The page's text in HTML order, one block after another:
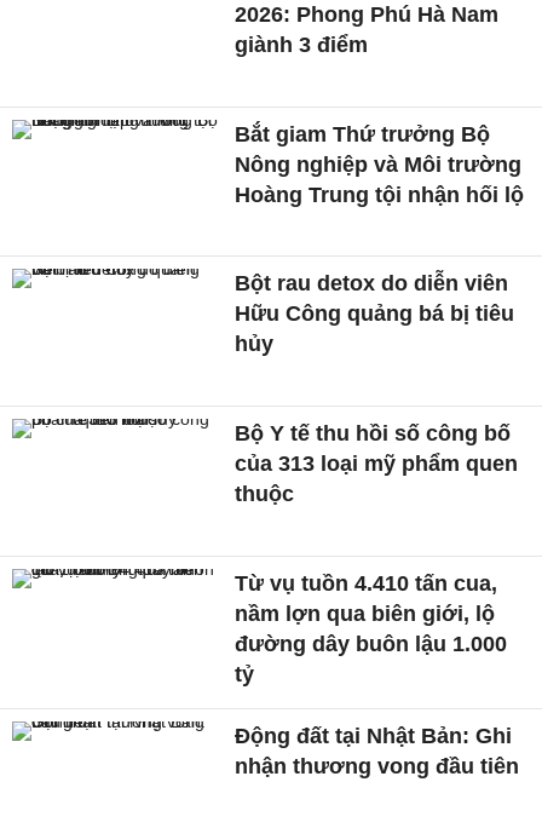
2026: Phong Phú Hà Nam
giành 3 điểm
Bắt giam Thứ trưởng Bộ
Nông nghiệp và Môi trường
Hoàng Trung tội nhận hối lộ
Bột rau detox do diễn viên
Hữu Công quảng bá bị tiêu
hủy
Bộ Y tế thu hồi số công bố
của 313 loại mỹ phẩm quen
thuộc
Từ vụ tuồn 4.410 tấn cua,
nầm lợn qua biên giới, lộ
đường dây buôn lậu 1.000
tỷ
Động đất tại Nhật Bản: Ghi
nhận thương vong đầu tiên